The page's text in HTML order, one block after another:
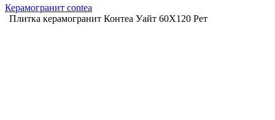
Керамогранит contea
Плитка керамогранит Контеа Уайт 60X120 Рет